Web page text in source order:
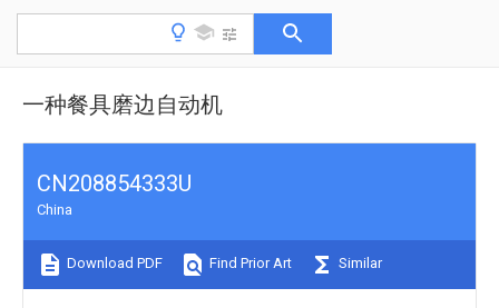
一种餐具磨边自动机
CN208854333U
China
Download PDF Find Prior Art Similar